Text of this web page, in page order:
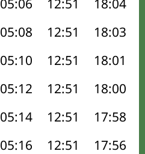
05:06 12:51 18:04
05:08 12:51 18:03
05:10 12:51 18:01
05:12 12:51 18:00
05:14 12:51 17:58
05:16 12:51 17:56